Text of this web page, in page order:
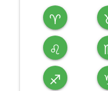
♈
♌
♐